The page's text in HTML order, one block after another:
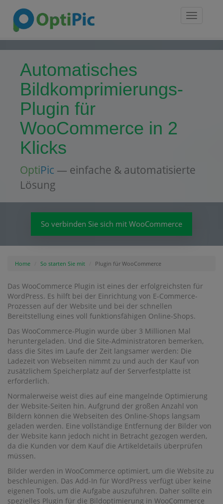
Toggle
Automatisches
Bildkomprimierungs-
Plugin für
WooCommerce in 2
Klicks
OptiPic — einfache & automatisierte
Lösung
So verbinden Sie sich mit WooCommerce
Home So starten Sie mit Plugin für WooCommerce
Das WooCommerce Plugin ist eines der erfolgreichsten für
WordPress. Es hilft bei der Einrichtung von E-Commerce-
Prozessen auf der Website und bei der schnellen
Bereitstellung eines voll funktionsfähigen Online-Shops.
Das WooCommerce-Plugin wurde über 3 Millionen Mal
heruntergeladen. Und die Site-Administratoren bemerken,
dass die Sites im Laufe der Zeit langsamer werden: Die
Ladezeit von Webseiten nimmt zu und auch der Kauf von
zusätzlichem Speicherplatz auf der Serverfestplatte ist
erforderlich.
Normalerweise weist dies auf eine mangelnde Optimierung
der Website-Seiten hin. Aufgrund der großen Anzahl von
Bildern können die Webseiten des Online-Shops langsam
geladen werden. Eine vollständige Entfernung der Bilder von
der Website kann jedoch nicht in Betracht gezogen werden,
da die Kunden vor dem Kauf die Artikeldetails überprüfen
müssen.
Bilder werden in WooCommerce optimiert, um die Website zu
beschleunigen. Das Add-In für WordPress verfügt über keine
eigenen Tools, um die Aufgabe auszuführen. Daher sollte ein
spezielles Plugin für die Bildoptimierung in WooCommerce